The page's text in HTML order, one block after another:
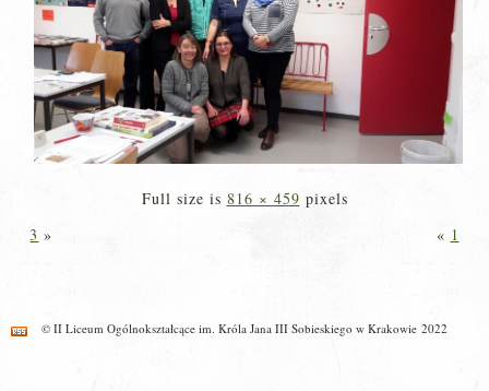
Full size is 816 × 459 pixels
3 » « 1
© II Liceum Ogólnokształcące im. Króla Jana III Sobieskiego w Krakowie 2022